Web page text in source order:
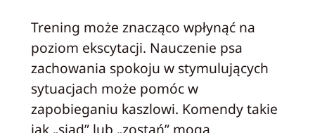
Trening może znacząco wpłynąć na
poziom ekscytacji. Nauczenie psa
zachowania spokoju w stymulujących
sytuacjach może pomóc w
zapobieganiu kaszlowi. Komendy takie